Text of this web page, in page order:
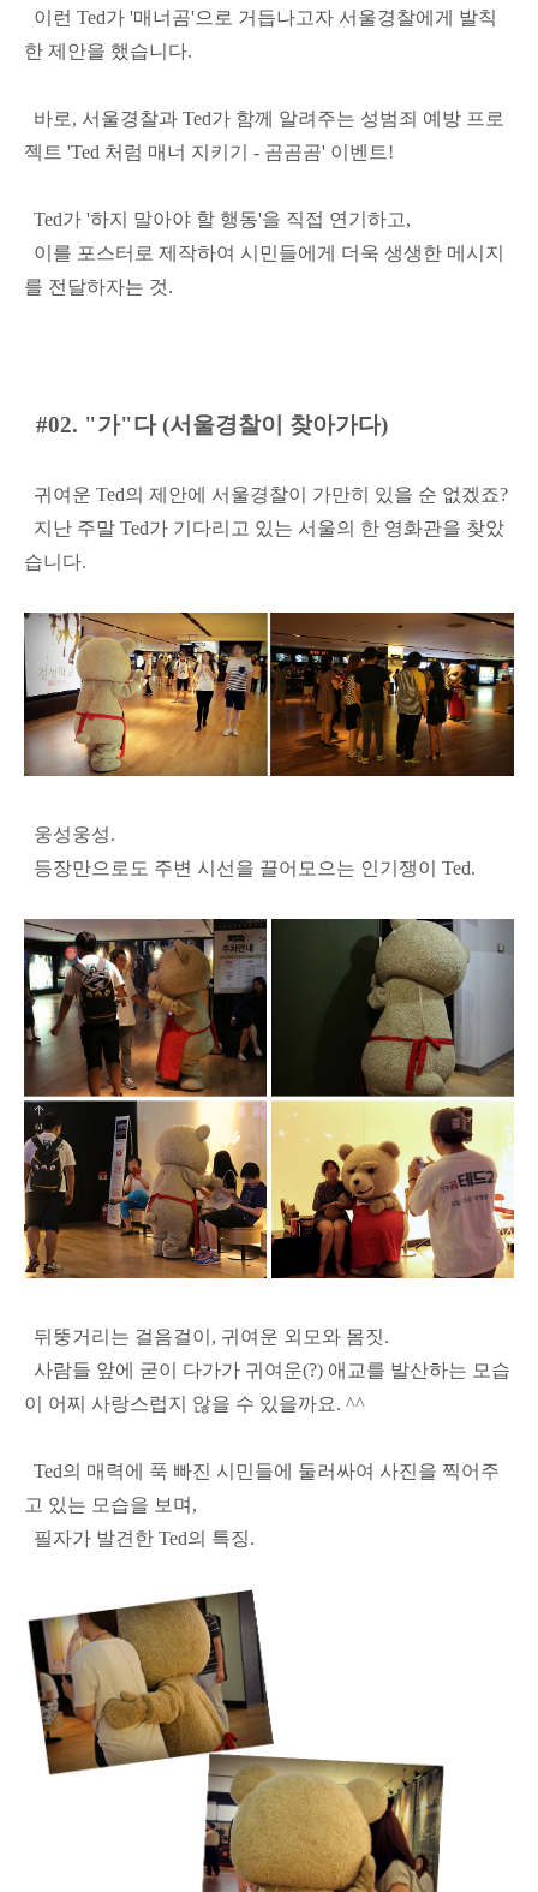
이런 Ted가 '매너곰'으로 거듭나고자 서울경찰에게 발칙
한 제안을 했습니다.
바로, 서울경찰과 Ted가 함께 알려주는 성범죄 예방 프로
젝트 'Ted 처럼 매너 지키기 - 곰곰곰' 이벤트!
Ted가 '하지 말아야 할 행동'을 직접 연기하고,
이를 포스터로 제작하여 시민들에게 더욱 생생한 메시지
를 전달하자는 것.
#02. "가"다 (서울경찰이 찾아가다)
귀여운 Ted의 제안에 서울경찰이 가만히 있을 순 없겠죠?
지난 주말 Ted가 기다리고 있는 서울의 한 영화관을 찾았
습니다.
웅성웅성.
등장만으로도 주변 시선을 끌어모으는 인기쟁이 Ted.
뒤뚱거리는 걸음걸이, 귀여운 외모와 몸짓.
사람들 앞에 굳이 다가가 귀여운(?) 애교를 발산하는 모습
이 어찌 사랑스럽지 않을 수 있을까요. ^^
Ted의 매력에 푹 빠진 시민들에 둘러싸여 사진을 찍어주
고 있는 모습을 보며,
필자가 발견한 Ted의 특징.